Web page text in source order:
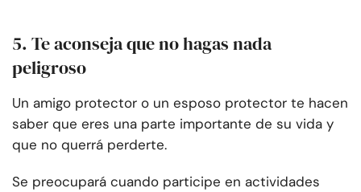
5. Te aconseja que no hagas nada
peligroso
Un amigo protector o un esposo protector te hacen
saber que eres una parte importante de su vida y
que no querrá perderte.
Se preocupará cuando participe en actividades